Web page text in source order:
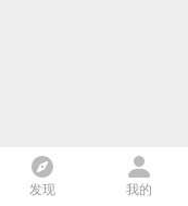
发现 我的